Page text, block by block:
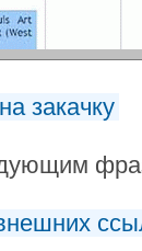
закачку